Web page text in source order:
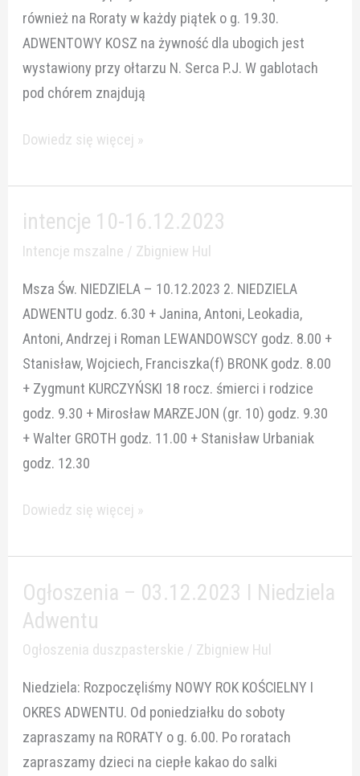
również na Roraty w każdy piątek o g. 19.30.
ADWENTOWY KOSZ na żywność dla ubogich jest
wystawiony przy ołtarzu N. Serca P.J. W gablotach
pod chórem znajdują
Dowiedz się więcej »
intencje 10-16.12.2023
Intencje mszalne / Zbigniew Hul
Msza Św. NIEDZIELA – 10.12.2023 2. NIEDZIELA
ADWENTU godz. 6.30 + Janina, Antoni, Leokadia,
Antoni, Andrzej i Roman LEWANDOWSCY godz. 8.00 +
Stanisław, Wojciech, Franciszka(f) BRONK godz. 8.00
+ Zygmunt KURCZYŃSKI 18 rocz. śmierci i rodzice
godz. 9.30 + Mirosław MARZEJON (gr. 10) godz. 9.30
+ Walter GROTH godz. 11.00 + Stanisław Urbaniak
godz. 12.30
intencje
10-
Dowiedz się więcej »
Ogłoszenia – 03.12.2023 I Niedziela
Adwentu
Ogłoszenia duszpasterskie / Zbigniew Hul
Niedziela: Rozpoczęliśmy NOWY ROK KOŚCIELNY I
OKRES ADWENTU. Od poniedziałku do soboty
zapraszamy na RORATY o g. 6.00. Po roratach
zapraszamy dzieci na ciepłe kakao do salki
Ogłoszenia
–
03.12.2023
Niedziela
Adwentu